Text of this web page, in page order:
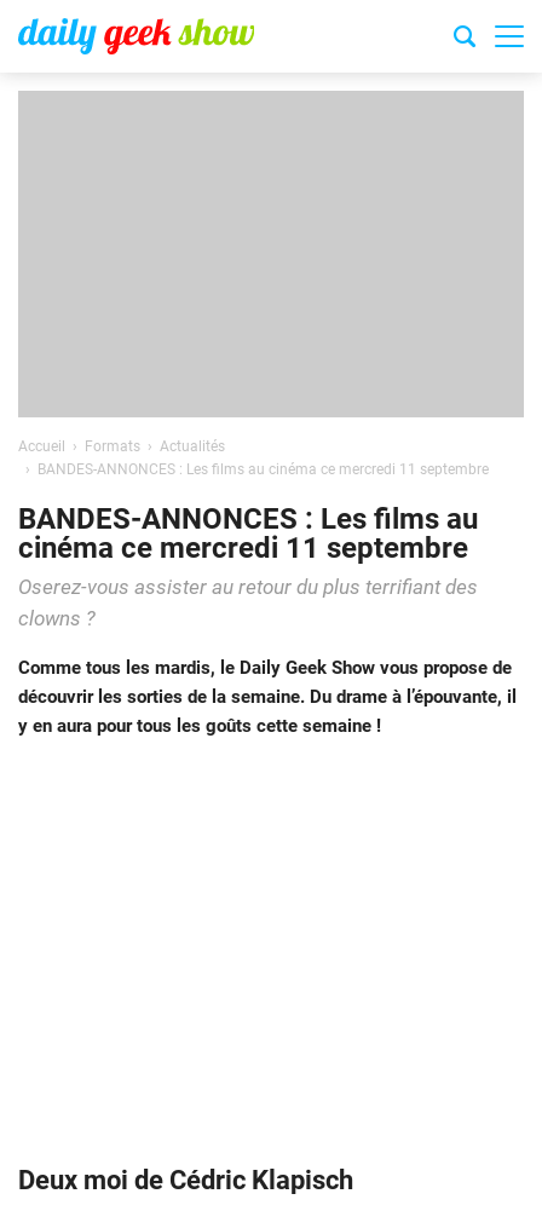
Accueil Formats
Actualités
BANDES-ANNONCES : Les films au cinéma ce mercredi 11 septembre
BANDES-ANNONCES : Les films au
cinéma ce mercredi 11 septembre
Oserez-vous assister au retour du plus terrifiant des
clowns ?
Comme tous les mardis, le Daily Geek Show vous propose de
découvrir les sorties de la semaine. Du drame à l’épouvante, il
y en aura pour tous les goûts cette semaine !
Deux moi de Cédric Klapisch